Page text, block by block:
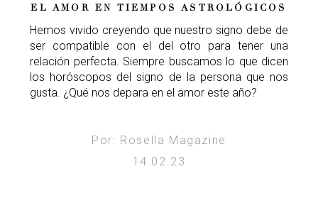
EL AMOR EN TIEMPOS ASTROLÓGICOS
Hemos vivido creyendo que nuestro signo debe de
ser compatible con el del otro para tener una
relación perfecta. Siempre buscamos lo que dicen
los horóscopos del signo de la persona que nos
gusta. ¿Qué nos depara en el amor este año?
Por: Rosella Magazine
14.02.23